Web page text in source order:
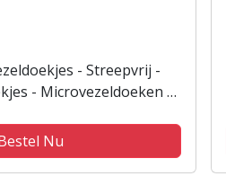
- Streepvrij -
- Microvezeldoeken -
40x60 cm
Nu